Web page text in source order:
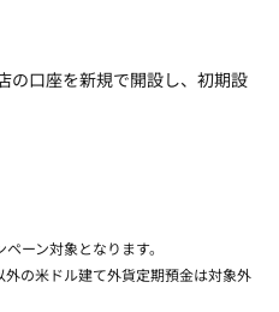
の口座を新規で開設し、初期設
ーン対象となります。
の米ドル建て外貨定期預金は対象外